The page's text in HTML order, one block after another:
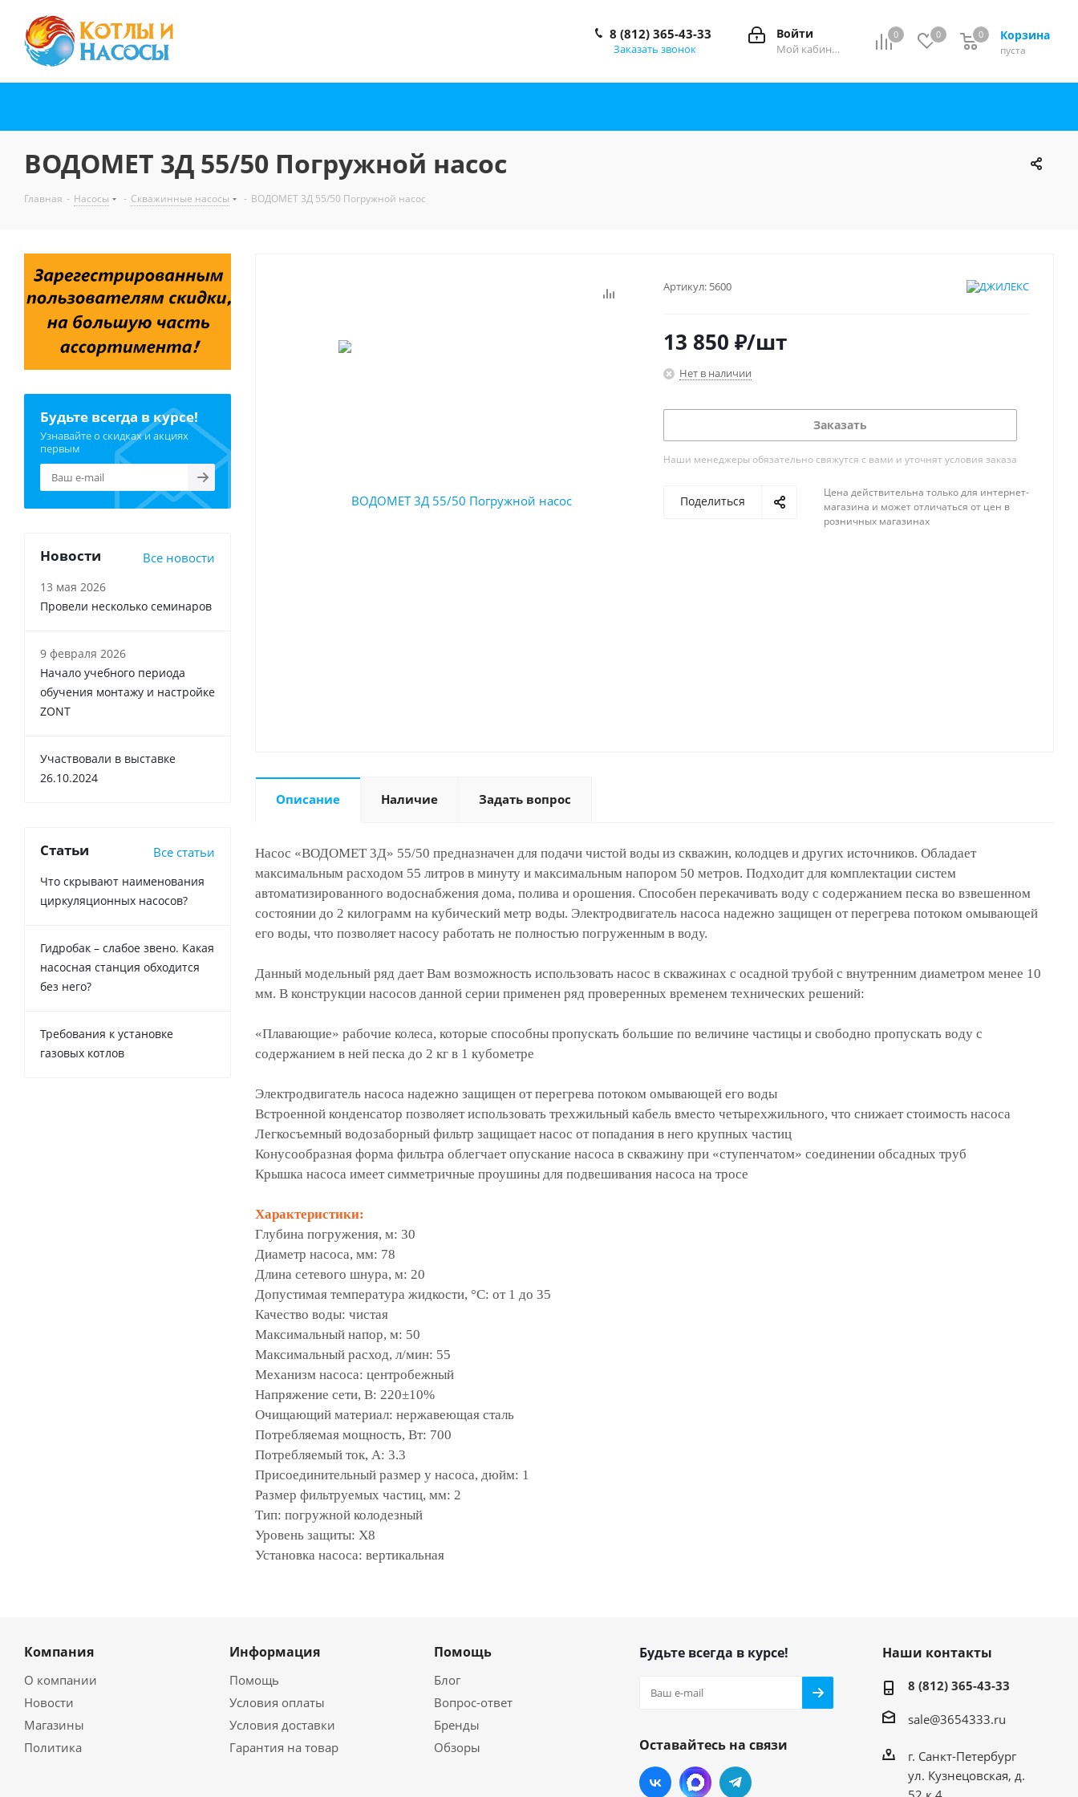
0 0 Корзина
0
пуста
0
Войти
Мой кабинет
8 (812) 365-43-33
Заказать звонок
ВОДОМЕТ 3Д 55/50 Погружной насос
Главная - Насосы - Скважинные насосы - ВОДОМЕТ 3Д 55/50 Погружной насос
Артикул: 5600
13 850 ₽/шт
Нет в наличии
Заказать
Наши менеджеры обязательно свяжутся с вами и уточнят условия заказа
Поделиться
Цена действительна только для интернет-
магазина и может отличаться от цен в
розничных магазинах
Описание Наличие Задать вопрос
Насос «ВОДОМЕТ 3Д» 55/50 предназначен для подачи чистой воды из скважин, колодцев и других источников. Обладает
максимальным расходом 55 литров в минуту и максимальным напором 50 метров. Подходит для комплектации систем
автоматизированного водоснабжения дома, полива и орошения. Способен перекачивать воду с содержанием песка во взвешенном
состоянии до 2 килограмм на кубический метр воды. Электродвигатель насоса надежно защищен от перегрева потоком омывающей
его воды, что позволяет насосу работать не полностью погруженным в воду.
Данный модельный ряд дает Вам возможность использовать насос в скважинах с осадной трубой с внутренним диаметром менее 10
мм. В конструкции насосов данной серии применен ряд проверенных временем технических решений:
«Плавающие» рабочие колеса, которые способны пропускать большие по величине частицы и свободно пропускать воду с
содержанием в ней песка до 2 кг в 1 кубометре
Электродвигатель насоса надежно защищен от перегрева потоком омывающей его воды
Встроенной конденсатор позволяет использовать трехжильный кабель вместо четырехжильного, что снижает стоимость насоса
Легкосъемный водозаборный фильтр защищает насос от попадания в него крупных частиц
Конусообразная форма фильтра облегчает опускание насоса в скважину при «ступенчатом» соединении обсадных труб
Крышка насоса имеет симметричные проушины для подвешивания насоса на тросе
Характеристики:
Глубина погружения, м: 30
Диаметр насоса, мм: 78
Длина сетевого шнура, м: 20
Допустимая температура жидкости, °C: от 1 до 35
Качество воды: чистая
Максимальный напор, м: 50
Максимальный расход, л/мин: 55
Механизм насоса: центробежный
Напряжение сети, В: 220±10%
Очищающий материал: нержавеющая сталь
Потребляемая мощность, Вт: 700
Потребляемый ток, А: 3.3
Присоединительный размер у насоса, дюйм: 1
Размер фильтруемых частиц, мм: 2
Тип: погружной колодезный
Уровень защиты: X8
Установка насоса: вертикальная
Будьте всегда в курсе!
Узнавайте о скидках и акциях
первым
Новости Все новости
13 мая 2026
Провели несколько семинаров
9 февраля 2026
Начало учебного периода
обучения монтажу и настройке
ZONT
Участвовали в выставке
26.10.2024
Статьи Все статьи
Что скрывают наименования
циркуляционных насосов?
Гидробак – слабое звено. Какая
насосная станция обходится
без него?
Требования к установке
газовых котлов
Компания
О компании
Новости
Магазины
Политика
Информация
Помощь
Условия оплаты
Условия доставки
Гарантия на товар
Помощь
Блог
Вопрос-ответ
Бренды
Обзоры
Будьте всегда в курсе!
Оставайтесь на связи
Наши контакты
8 (812) 365-43-33
sale@3654333.ru
г. Санкт-Петербург
ул. Кузнецовская, д.